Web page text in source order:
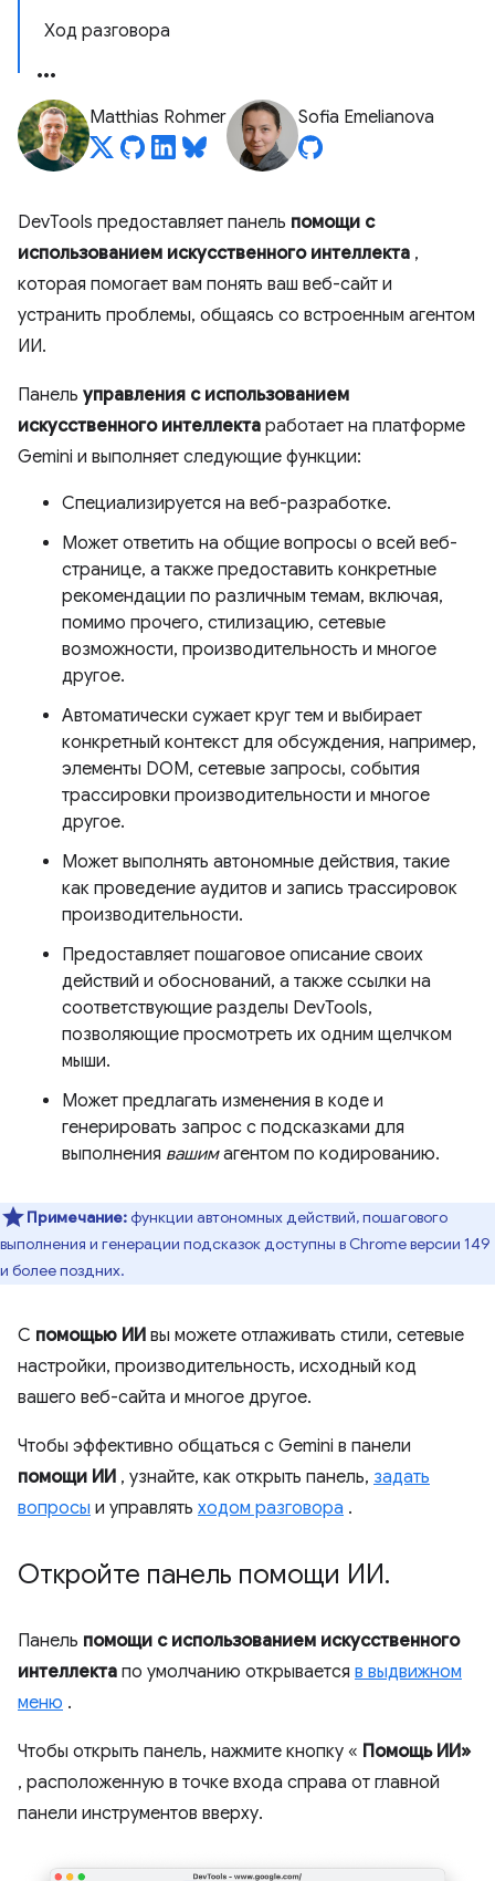
Ход разговора
Matthias Rohmer Sofia Emelianova
DevTools предоставляет панель помощи с
использованием искусственного интеллекта ,
которая помогает вам понять ваш веб-сайт и
устранить проблемы, общаясь со встроенным агентом
ИИ.
Панель управления с использованием
искусственного интеллекта работает на платформе
Gemini и выполняет следующие функции:
Специализируется на веб-разработке.
Может ответить на общие вопросы о всей веб-
странице, а также предоставить конкретные
рекомендации по различным темам, включая,
помимо прочего, стилизацию, сетевые
возможности, производительность и многое
другое.
Автоматически сужает круг тем и выбирает
конкретный контекст для обсуждения, например,
элементы DOM, сетевые запросы, события
трассировки производительности и многое
другое.
Может выполнять автономные действия, такие
как проведение аудитов и запись трассировок
производительности.
Предоставляет пошаговое описание своих
действий и обоснований, а также ссылки на
соответствующие разделы DevTools,
позволяющие просмотреть их одним щелчком
мыши.
Может предлагать изменения в коде и
генерировать запрос с подсказками для
выполнения вашимагентом по кодированию.
Примечание: функции автономных действий, пошагового
выполнения и генерации подсказок доступны в Chrome версии 149
и более поздних.
С помощью ИИ вы можете отлаживать стили, сетевые
настройки, производительность, исходный код
вашего веб-сайта и многое другое.
Чтобы эффективно общаться с Gemini в панели
помощи ИИ , узнайте, как открыть панель, задать
вопросы и управлять ходом разговора .
Откройте панель помощи ИИ.
Панель помощи с использованием искусственного
интеллекта по умолчанию открывается в выдвижном
меню .
Чтобы открыть панель, нажмите кнопку « Помощь ИИ»
, расположенную в точке входа справа от главной
панели инструментов вверху.